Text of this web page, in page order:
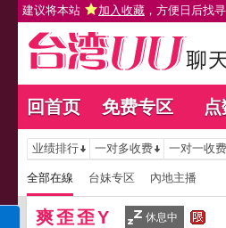
建议将本站 加入收藏 ，方便日后找寻
回首页 免费专区
业绩排行 一对多收费 一对一收费
全部在線 台妹专区 內地主播
爽歪歪Y 休息中